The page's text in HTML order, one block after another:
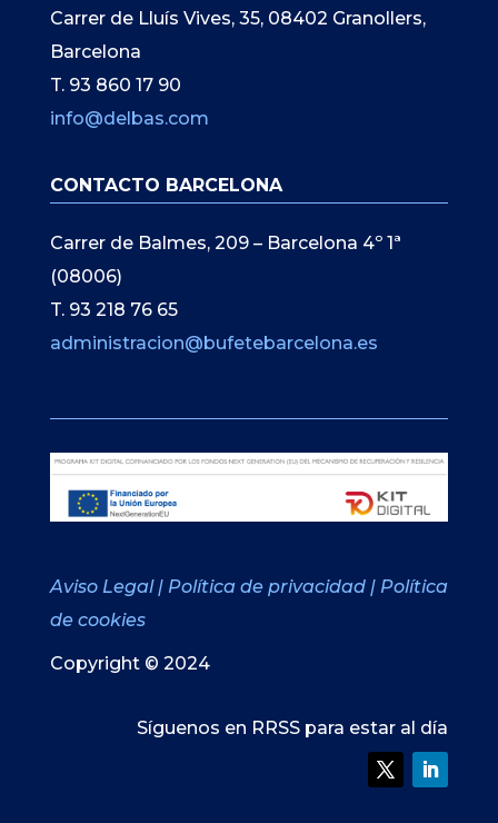
Carrer de Lluís Vives, 35, 08402 Granollers,
Barcelona
T. 93 860 17 90
info@delbas.com
CONTACTO BARCELONA
Carrer de Balmes, 209 – Barcelona 4º 1ª
(08006)
T. 93 218 76 65
administracion@bufetebarcelona.es
Aviso Legal | Política de privacidad | Política
de cookies
Copyright © 2024
Síguenos en RRSS para estar al día